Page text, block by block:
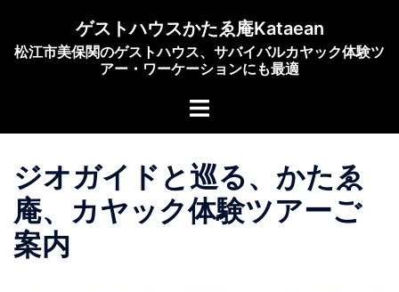
ゲストハウスかたゑ庵Kataean
松江市美保関のゲストハウス、サバイバルカヤック体験ツ
アー・ワーケーションにも最適
ト
メ
ニ
ュ
ジオガイドと巡る、かたゑ
庵、カヤック体験ツアーご
案内